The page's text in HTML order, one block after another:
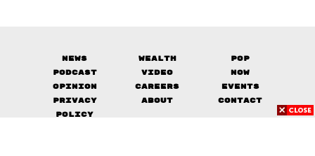
News Wealth
Pop
Podcast
Video
Now
Opinion
Careers
Events
Privacy
Policy
About Contact